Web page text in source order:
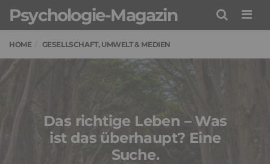
Psychologie-Magazin
HOME GESELLSCHAFT, UMWELT & MEDIEN
Das richtige Leben – Was
ist das überhaupt? Eine
Suche.